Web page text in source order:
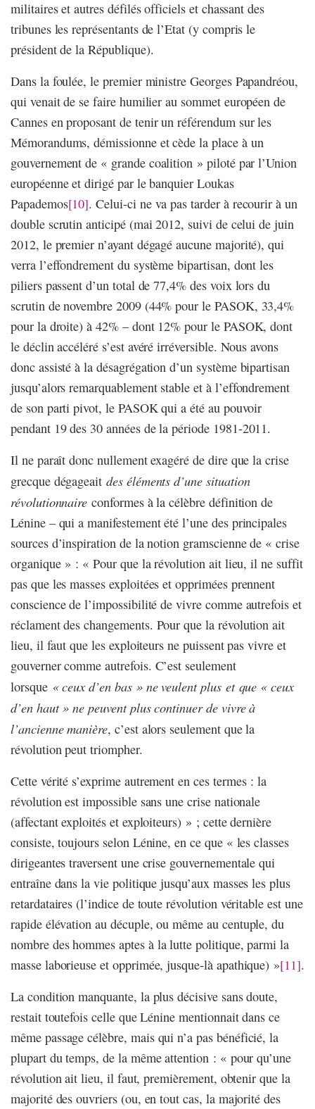
militaires et autres défilés officiels et chassant des
tribunes les représentants de l’Etat (y compris le
président de la République).
Dans la foulée, le premier ministre Georges Papandréou,
qui venait de se faire humilier au sommet européen de
Cannes en proposant de tenir un référendum sur les
Mémorandums, démissionne et cède la place à un
gouvernement de « grande coalition » piloté par l’Union
européenne et dirigé par le banquier Loukas
Papademos[10]. Celui-ci ne va pas tarder à recourir à un
double scrutin anticipé (mai 2012, suivi de celui de juin
2012, le premier n’ayant dégagé aucune majorité), qui
verra l’effondrement du système bipartisan, dont les
piliers passent d’un total de 77,4% des voix lors du
scrutin de novembre 2009 (44% pour le PASOK, 33,4%
pour la droite) à 42% – dont 12% pour le PASOK, dont
le déclin accéléré s’est avéré irréversible. Nous avons
donc assisté à la désagrégation d’un système bipartisan
jusqu’alors remarquablement stable et à l’effondrement
de son parti pivot, le PASOK qui a été au pouvoir
pendant 19 des 30 années de la période 1981-2011.
Il ne paraît donc nullement exagéré de dire que la crise
grecque dégageaitdes éléments d’une situation
révolutionnaire conformes à la célèbre définition de
Lénine – qui a manifestement été l’une des principales
sources d’inspiration de la notion gramscienne de « crise
organique » : « Pour que la révolution ait lieu, il ne suffit
pas que les masses exploitées et opprimées prennent
conscience de l’impossibilité de vivre comme autrefois et
réclament des changements. Pour que la révolution ait
lieu, il faut que les exploiteurs ne puissent pas vivre et
gouverner comme autrefois. C’est seulement
lorsque « ceux d’en bas » ne veulent plus et que « ceux
d’en haut » ne peuvent plus continuer de vivre à
l’ancienne manière, c’est alors seulement que la
révolution peut triompher.
Cette vérité s’exprime autrement en ces termes : la
révolution est impossible sans une crise nationale
(affectant exploités et exploiteurs) » ; cette dernière
consiste, toujours selon Lénine, en ce que « les classes
dirigeantes traversent une crise gouvernementale qui
entraîne dans la vie politique jusqu’aux masses les plus
retardataires (l’indice de toute révolution véritable est une
rapide élévation au décuple, ou même au centuple, du
nombre des hommes aptes à la lutte politique, parmi la
masse laborieuse et opprimée, jusque-là apathique) »[11].
La condition manquante, la plus décisive sans doute,
restait toutefois celle que Lénine mentionnait dans ce
même passage célèbre, mais qui n’a pas bénéficié, la
plupart du temps, de la même attention : « pour qu’une
révolution ait lieu, il faut, premièrement, obtenir que la
majorité des ouvriers (ou, en tout cas, la majorité des